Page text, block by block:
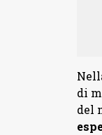
di
del